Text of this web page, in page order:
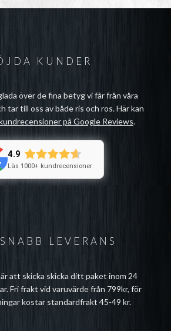
LEVERANS
att skicka skicka ditt paket inom 24
Fri frakt vid varuvärde från 799kr, för
kostar standardfrakt 45-49 kr.
KUNDER
över de fina betyg vi får från våra
tar till oss av både ris och ros. Här kan
på Google Reviews.
4.9
Läs 1000+ kundrecensioner